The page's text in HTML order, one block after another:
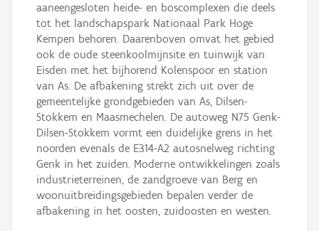
aaneengesloten heide- en boscomplexen die deels
tot het landschapspark Nationaal Park Hoge
Kempen behoren. Daarenboven omvat het gebied
ook de oude steenkoolmijnsite en tuinwijk van
Eisden met het bijhorend Kolenspoor en station
van As. De afbakening strekt zich uit over de
gemeentelijke grondgebieden van As, Dilsen-
Stokkem en Maasmechelen. De autoweg N75 Genk-
Dilsen-Stokkem vormt een duidelijke grens in het
noorden evenals de E314-A2 autosnelweg richting
Genk in het zuiden. Moderne ontwikkelingen zoals
industrieterreinen, de zandgroeve van Berg en
woonuitbreidingsgebieden bepalen verder de
afbakening in het oosten, zuidoosten en westen.